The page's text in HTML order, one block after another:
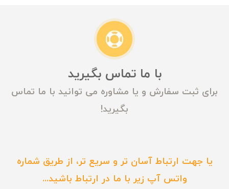
با ما تماس بگیرید
برای ثبت سفارش و یا مشاوره می توانید با ما تماس
بگیرید!
یا جهت ارتباط آسان تر و سریع تر، از طریق شماره
واتس آپ زیر با ما در ارتباط باشید...